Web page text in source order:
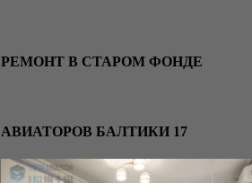
РЕМОНТ В СТАРОМ ФОНДЕ
АВИАТОРОВ БАЛТИКИ 17